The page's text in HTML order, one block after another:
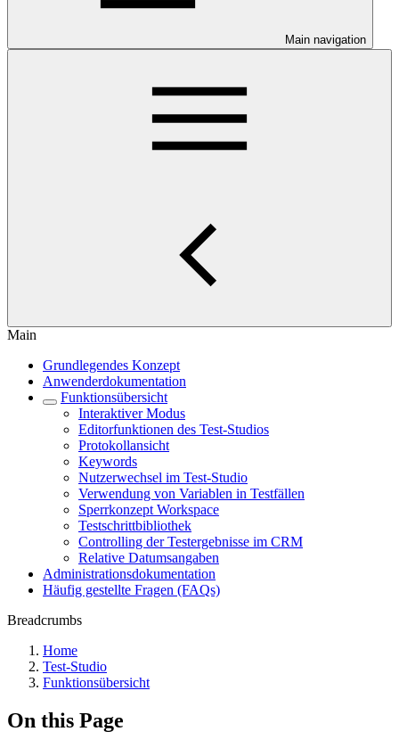
Main navigation
Main
Grundlegendes Konzept
Anwenderdokumentation
Funktionsübersicht
Interaktiver Modus
Editorfunktionen des Test-Studios
Protokollansicht
Keywords
Nutzerwechsel im Test-Studio
Verwendung von Variablen in Testfällen
Sperrkonzept Workspace
Testschrittbibliothek
Controlling der Testergebnisse im CRM
Relative Datumsangaben
Administrationsdokumentation
Häufig gestellte Fragen (FAQs)
Breadcrumbs
Home
Test-Studio
Funktionsübersicht
On this Page